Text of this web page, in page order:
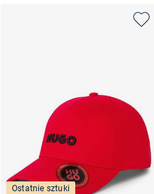
Ostatnie sztuki